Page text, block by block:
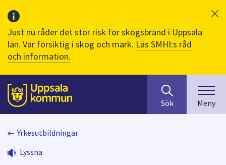
Just nu råder det stor risk för skogsbrand i Uppsala
län. Var försiktig i skog och mark. Läs SMHI:s råd
och information.
Till sidans
huvudinnehåll
efter
innehåll
på
Sök Meny
Yrkesutbildningar
Lyssna